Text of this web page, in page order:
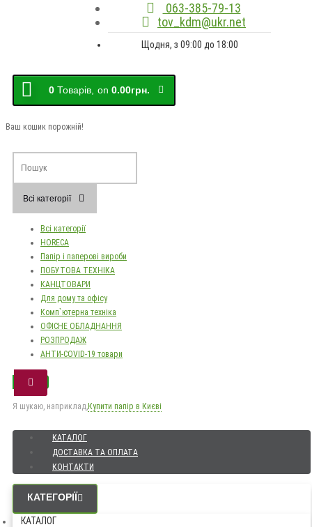
063-385-79-13
tov_kdm@ukr.net
Щодня, з 09:00 до 18:00
0 Товарів, on 0.00грн.
Ваш кошик порожній!
Всі категорії
Всі категорії
HORECA
Папір і паперові вироби
ПОБУТОВА ТЕХНІКА
КАНЦТОВАРИ
Для дому та офісу
Комп`ютерна техніка
ОФІСНЕ ОБЛАДНАННЯ
РОЗПРОДАЖ
АНТИ-COVID-19 товари
Я шукаю, наприклад, Купити папір в Києві
КАТАЛОГ
ДОСТАВКА ТА ОПЛАТА
КОНТАКТИ
КАТЕГОРІЇ
КАТАЛОГ